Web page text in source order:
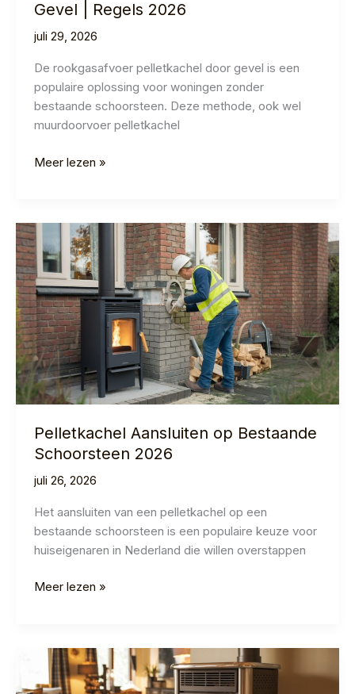
Gevel | Regels 2026
juli 29, 2026
De rookgasafvoer pelletkachel door gevel is een
populaire oplossing voor woningen zonder
bestaande schoorsteen. Deze methode, ook wel
muurdoorvoer pelletkachel
Rookgasafvoer
|
Regels
2026
Meer lezen »
Pelletkachel Aansluiten op Bestaande
Schoorsteen 2026
juli 26, 2026
Het aansluiten van een pelletkachel op een
bestaande schoorsteen is een populaire keuze voor
huiseigenaren in Nederland die willen overstappen
Pelletkachel
Schoorsteen
2026
Meer lezen »